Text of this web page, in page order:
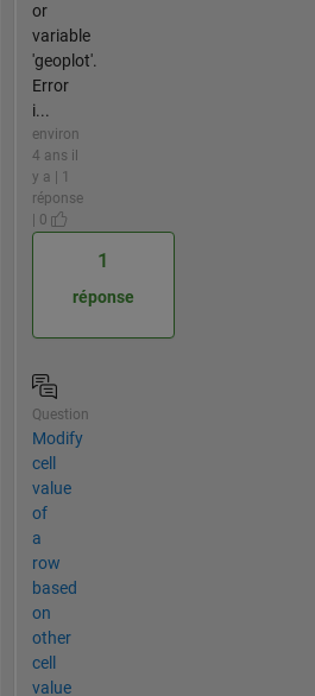
or
variable
'geoplot'.
Error
i...
environ
4 ans il
y a | 1
réponse
| 0
1
réponse
Question
Modify
cell
value
of
a
row
based
on
other
cell
value